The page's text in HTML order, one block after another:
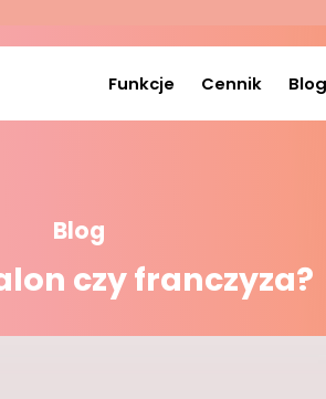
Funkcje Cennik Blog
Blog
czy franczyza?